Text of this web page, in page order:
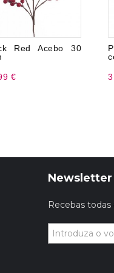
Red Acebo 30
€
Newsletter
Recebas